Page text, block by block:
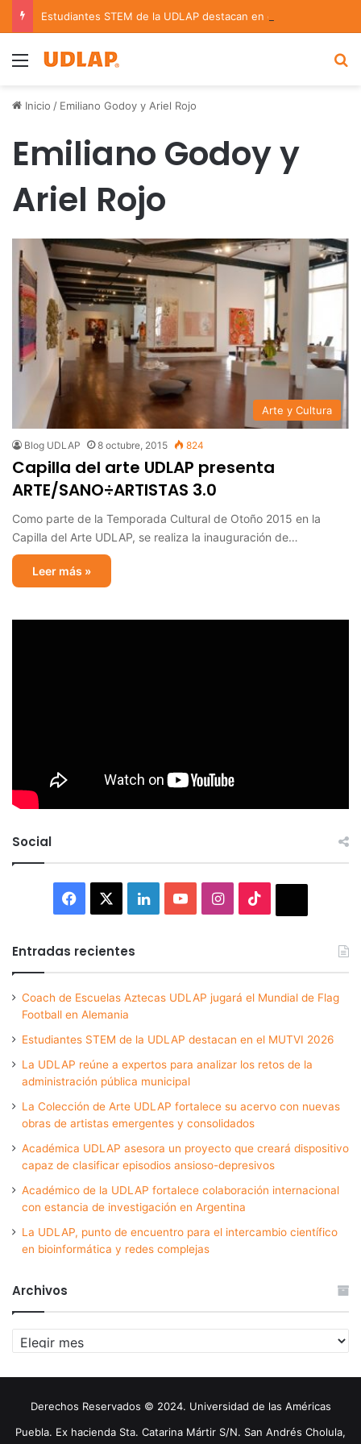
Menu
Inicio / Emiliano Godoy y Ariel Rojo
Emiliano Godoy y
Ariel Rojo
Arte y Cultura
Blog UDLAP 8 octubre, 2015 824
Capilla del arte UDLAP presenta
ARTE/SANO÷ARTISTAS 3.0
Como parte de la Temporada Cultural de Otoño 2015 en la
Capilla del Arte UDLAP, se realiza la inauguración de…
Leer más »
Social
Facebook LinkedInYouTubeInstagram
Entradas recientes
Coach de Escuelas Aztecas UDLAP jugará el Mundial de Flag
Football en Alemania
Estudiantes STEM de la UDLAP destacan en el MUTVI 2026
La UDLAP reúne a expertos para analizar los retos de la
administración pública municipal
La Colección de Arte UDLAP fortalece su acervo con nuevas
obras de artistas emergentes y consolidados
Académica UDLAP asesora un proyecto que creará dispositivo
capaz de clasificar episodios ansioso-depresivos
Académico de la UDLAP fortalece colaboración internacional
con estancia de investigación en Argentina
La UDLAP, punto de encuentro para el intercambio científico
en bioinformática y redes complejas
Archivos
Archivos
Derechos Reservados © 2024. Universidad de las Américas
Puebla. Ex hacienda Sta. Catarina Mártir S/N. San Andrés Cholula,